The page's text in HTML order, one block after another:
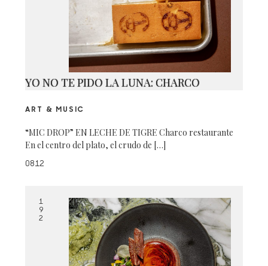
YO NO TE PIDO LA LUNA: CHARCO
ART & MUSIC
“MIC DROP” EN LECHE DE TIGRE Charco restaurante
En el centro del plato, el crudo de […]
0812
1
9
2